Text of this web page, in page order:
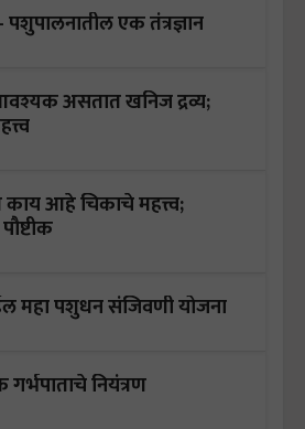
एक तंत्रज्ञान
असतात खनिज द्रव्य;
काय आहे चिकाचे महत्त्व;
महा पशुधन संजिवणी योजना
गर्भपाताचे नियंत्रण